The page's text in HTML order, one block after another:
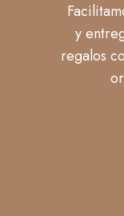
y
regalos